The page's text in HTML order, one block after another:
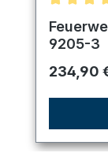
9205-3
234,90